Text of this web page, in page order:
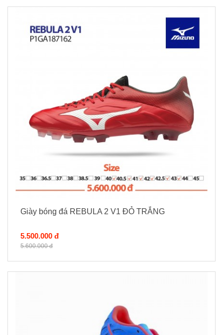
Giày bóng đá REBULA 2 V1 ĐỎ TRẮNG
5.500.000 đ
5.600.000 đ